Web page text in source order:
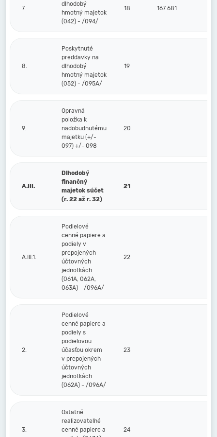
7.
dlhodobý
hmotný majetok
(042) - /094/
18 167 681
8.
Poskytnuté
preddavky na
dlhodobý
hmotný majetok
(052) - /095A/
19
9.
Opravná
položka k
nadobudnutému
majetku (+/-
097) +/- 098
20
A.III.
Dlhodobý
finančný
majetok súčet
(r. 22 až r. 32)
21
A.III.1.
Podielové
cenné papiere a
podiely v
prepojených
účtovných
jednotkách
(061A, 062A,
063A) - /096A/
22
2.
Podielové
cenné papiere a
podiely s
podielovou
účasťou okrem
v prepojených
účtovných
jednotkách
(062A) - /096A/
23
3.
Ostatné
realizovateľné
cenné papiere a
24